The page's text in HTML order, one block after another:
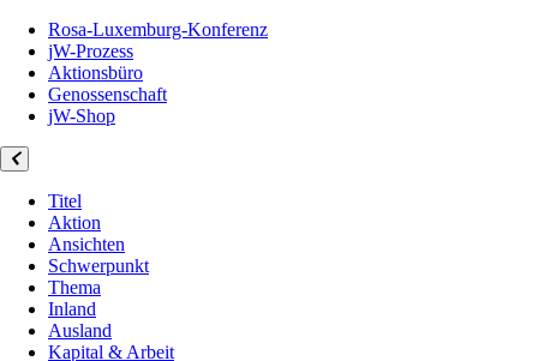
Rosa-Luxemburg-Konferenz
jW-Prozess
Aktionsbüro
Genossenschaft
jW-Shop
Titel
Aktion
Ansichten
Schwerpunkt
Thema
Inland
Ausland
Kapital & Arbeit